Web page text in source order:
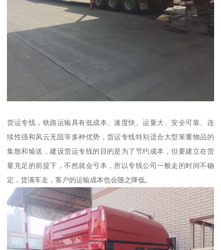
货运专线，铁路运输具有低成本、速度快、运量大、安全可靠、连
续性强和风云无阻等多种优势，货运专线特别适合大型笨重物品的
集散和输送，建设货运专线的目的是为了节约成本，但要建立在货
量充足的前提下，不然就会亏本，所以专线公司一般走的时间不确
定，货满车走，客户的运输成本也会随之降低。